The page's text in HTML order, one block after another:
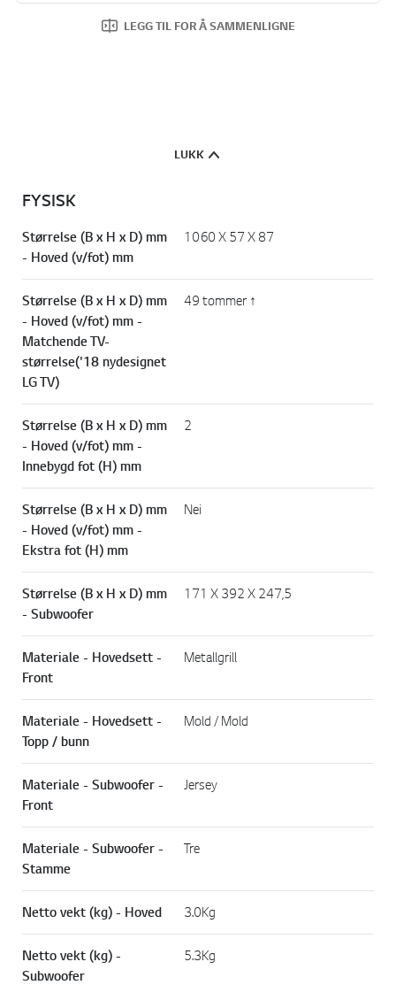
LEGG TIL FOR Å SAMMENLIGNE
LUKK
FYSISK
Størrelse (B x H x D) mm
- Hoved (v/fot) mm
1060 X 57 X 87
Størrelse (B x H x D) mm
- Hoved (v/fot) mm -
Matchende TV-
størrelse('18 nydesignet
LG TV)
49 tommer ↑
Størrelse (B x H x D) mm
- Hoved (v/fot) mm -
Innebygd fot (H) mm
2
Størrelse (B x H x D) mm
- Hoved (v/fot) mm -
Ekstra fot (H) mm
Nei
Størrelse (B x H x D) mm
- Subwoofer
171 X 392 X 247,5
Materiale - Hovedsett -
Front
Metallgrill
Materiale - Hovedsett -
Topp / bunn
Mold / Mold
Materiale - Subwoofer -
Front
Jersey
Materiale - Subwoofer -
Stamme
Tre
Netto vekt (kg) - Hoved 3.0Kg
Netto vekt (kg) -
Subwoofer
5.3Kg